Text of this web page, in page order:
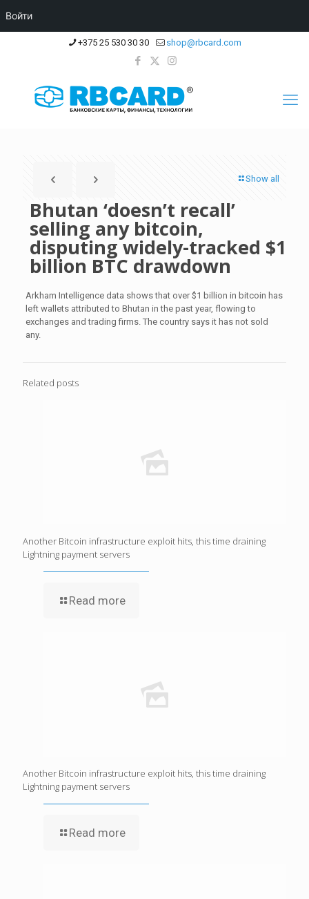
+375 25 530 30 30 shop@rbcard.com
Show all
Bhutan ‘doesn’t recall’
selling any bitcoin,
disputing widely-tracked $1
billion BTC drawdown
Arkham Intelligence data shows that over $1 billion in bitcoin has
left wallets attributed to Bhutan in the past year, flowing to
exchanges and trading firms. The country says it has not sold
any.
Related posts
Another Bitcoin infrastructure exploit hits, this time draining
Lightning payment servers
Read more
Another Bitcoin infrastructure exploit hits, this time draining
Lightning payment servers
Read more
Войти